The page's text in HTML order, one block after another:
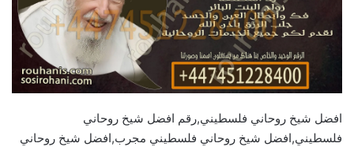
افضل شيخ روحاني فلسطيني,رقم افضل شيخ روحاني
فلسطيني,افضل شيخ روحاني فلسطيني مجرب,افضل شيخ روحاني